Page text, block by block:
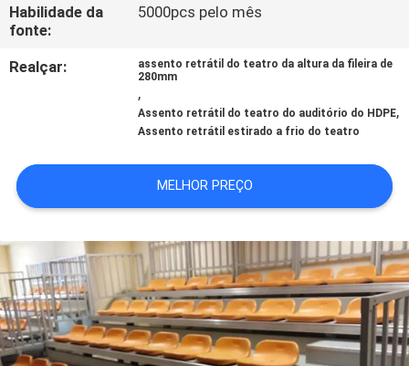
CONTACTE-
NOS
PEÇA
MAPA
DO
SITE
Habilidade da
fonte:
5000pcs pelo mês
Realçar:
assento retrátil do teatro da altura da fileira de
280mm
,
Assento retrátil do teatro do auditório do HDPE,
Assento retrátil estirado a frio do teatro
MELHOR PREÇO